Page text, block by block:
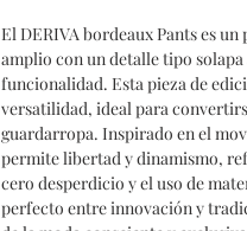
El DERIVA bordeaux Pants es
amplio con un detalle tipo
funcionalidad. Esta pieza de
versatilidad, ideal para
guardarropa. Inspirado en el
permite libertad y dinamismo,
cero desperdicio y el uso de
perfecto entre innovación y